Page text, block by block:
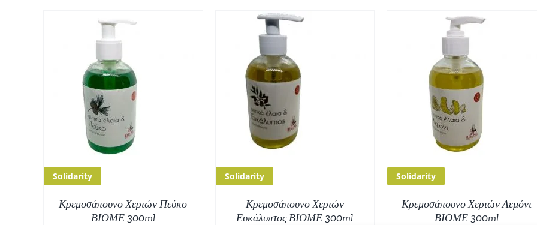
Solidarity
Κρεμοσάπουνο Χεριών Πεύκο
ΒΙΟΜΕ 300ml
ΠΡΟΣΘΉΚΗ ΣΤΟ ΚΑΛΆΘΙ
ΛΕΠΤΟΜΈΡΕΙΕΣ
Solidarity
Κρεμοσάπουνο Χεριών
Ευκάλυπτος ΒΙΟΜΕ 300ml
ΠΡΟΣΘΉΚΗ ΣΤΟ ΚΑΛΆΘΙ
ΛΕΠΤΟΜΈΡΕΙΕΣ
Solidarity
Κρεμοσάπουνο Χεριών Λεμόνι
ΒΙΟΜΕ 300ml